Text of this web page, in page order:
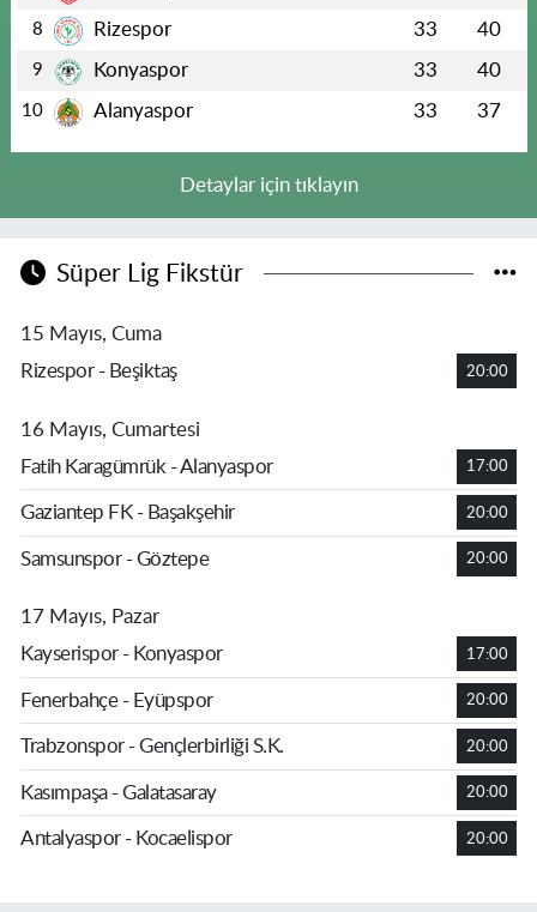
8 Rizespor 33 40
9 Konyaspor 33 40
10 Alanyaspor 33 37
Detaylar için tıklayın
Süper Lig Fikstür
15 Mayıs, Cuma
Rizespor - Beşiktaş
20:00
16 Mayıs, Cumartesi
Fatih Karagümrük - Alanyaspor
17:00
Gaziantep FK - Başakşehir 20:00
Samsunspor - Göztepe 20:00
17 Mayıs, Pazar
Kayserispor - Konyaspor
17:00
Fenerbahçe - Eyüpspor 20:00
Trabzonspor - Gençlerbirliği S.K. 20:00
Kasımpaşa - Galatasaray 20:00
Antalyaspor - Kocaelispor 20:00